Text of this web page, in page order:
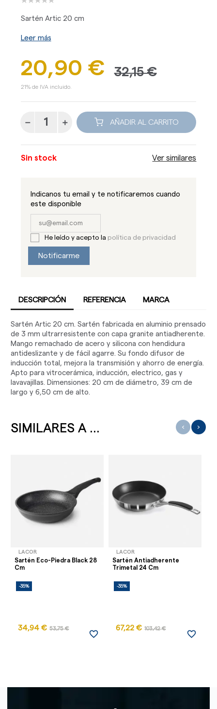
Sartén Artic 20 cm
Leer más
20,90 € 32,15 €
21% de IVA incluido.
AÑADIR AL CARRITO
Sin stock Ver similares
Indicanos tu email y te notificaremos cuando
este disponible
He leído y acepto la política de privacidad
Notificarme
DESCRIPCIÓN REFERENCIA MARCA
Sartén Artic 20 cm. Sartén fabricada en aluminio prensado
de 3 mm ultrarresistente con capa granite antiadherente.
Mango remachado de acero y silicona con hendidura
antideslizante y de fácil agarre. Su fondo difusor de
inducción total, mejora la transmisión y ahorro de energía.
Apto para vitrocerámica, inducción, electrico, gas y
lavavajillas. Dimensiones: 20 cm de diámetro, 39 cm de
largo y 6,50 cm de alto.
SIMILARES A ...
LACOR
Sartén Eco-Piedra Black 28
Cm
-35%
34,94 € 53,75 €
favorite_border
LACOR
Sartén Antiadherente
Trimetal 24 Cm
-35%
67,22 € 103,42 €
favorite_border
‹ ›